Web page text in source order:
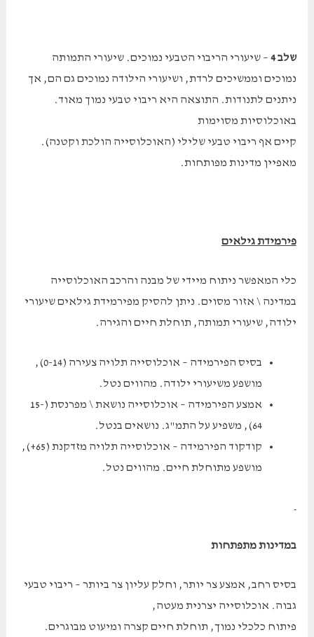
שלב 4
– שיעורי הריבוי הטבעי נמוכים. שיעורי התמותה
נמוכים וממשיכים לרדת, ושיעורי הילודה נמוכים גם הם, אך
ניתנים לתנודות. התוצאה היא ריבוי טבעי נמוך מאוד.
באוכלוסיות מסוימות
קיים אף ריבוי טבעי שלילי (האוכלוסייה הולכת וקטנה).
מאפיין מדינות מפותחות.
פירמידת גילאים
כלי המאפשר ניתוח מיידי של מבנה והרכב האוכלוסייה
במדינה \ אזור מסוים. ניתן להסיק מפירמידת גילאים שיעורי
ילודה, שיעורי תמותה, תוחלת חיים והגירה.
בסיס הפירמידה – אוכלוסייה תלויה צעירה (0-14),
מושפע משיעורי ילודה. מהווים נטל.
אמצע הפירמידה – אוכלוסייה נושאת \ מפרנסת (15-
64), משפיע על התמ"ג. נושאים בנטל.
קודקוד הפירמידה – אוכלוסייה תלויה מזדקנת (65+),
מושפע מתוחלת חיים. מהווים נטל.
במדינות מתפתחות
בסיס רחב, אמצע צר יותר, וחלק עליון צר ביותר – ריבוי טבעי
גבוה. אוכלוסייה יצרנית מעטה,
פיתוח כלכלי נמוך, תוחלת חיים קצרה ומיעוט מבוגרים.